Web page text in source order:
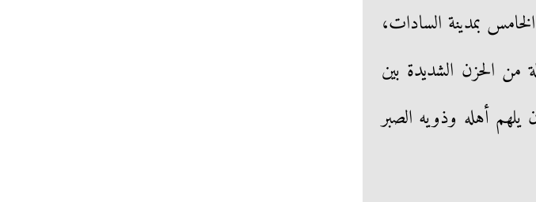
بمدينة السادات،
من الحزن الشديدة بين
أهله وذويه الصبر